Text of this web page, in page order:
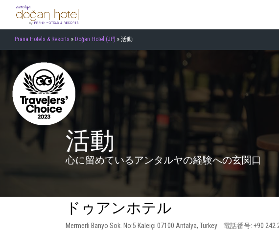
Prana Hotels & Resorts » Doğan Hotel (JP) » 活動
活動
心に留めているアンタルヤの経験への玄関口
ドゥアンホテル
Mermerli Banyo Sok. No:5 Kaleiçi 07100 Antalya, Turkey 電話番号: +90